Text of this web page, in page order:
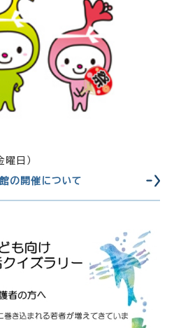
の開催について
日）